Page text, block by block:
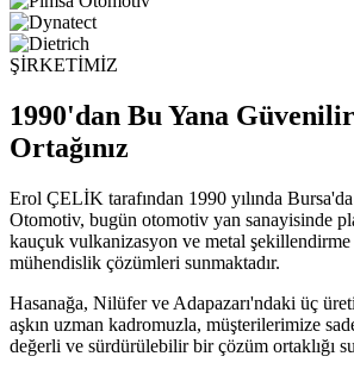
ŞİRKETİMİZ
1990'dan Bu Yana
Ortağınız
Erol ÇELİK tarafından 1990 yılında
Otomotiv, bugün otomotiv yan sanayisinde
kauçuk vulkanizasyon ve metal şekillendirme
mühendislik çözümleri sunmaktadır.
Hasanağa, Nilüfer ve Adapazarı'ndaki üç
aşkın uzman kadromuzla, müşterilerimize
değerli ve sürdürülebilir bir çözüm ortaklığı